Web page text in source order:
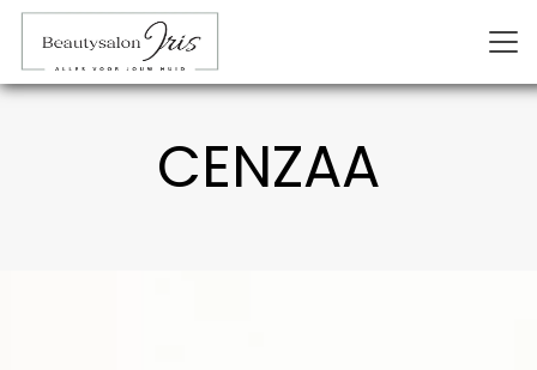
CENZAA